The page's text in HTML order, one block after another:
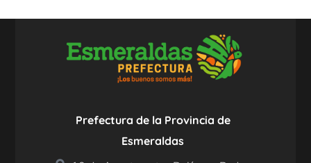
Prefectura de la Provincia de
Esmeraldas